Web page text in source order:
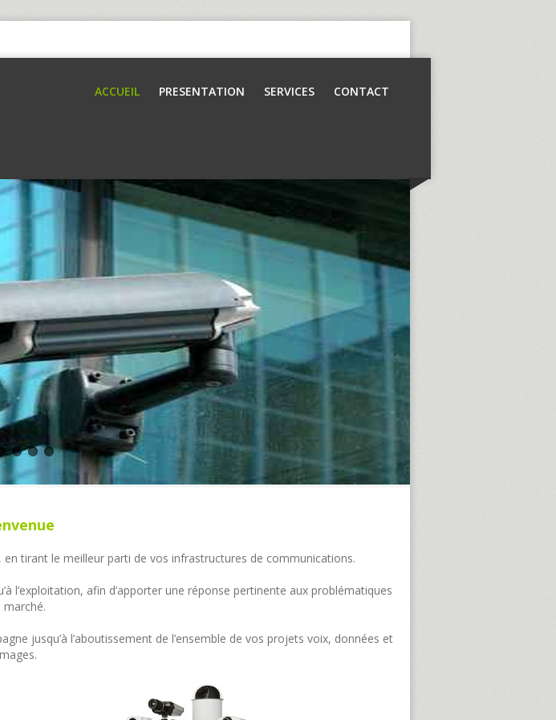
ACCUEIL PRESENTATION SERVICES CONTACT
tirant le meilleur parti de vos infrastructures de communications.
l’exploitation, afin d’apporter une réponse pertinente aux problématiques
marché.
jusqu’à l’aboutissement de l’ensemble de vos projets voix, données et